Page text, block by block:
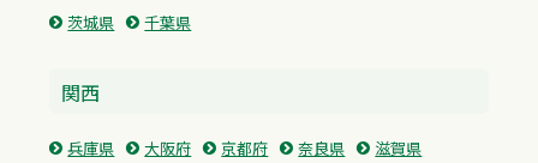
茨城県
千葉県
関西
兵庫県 大阪府 京都府 奈良県
滋賀県